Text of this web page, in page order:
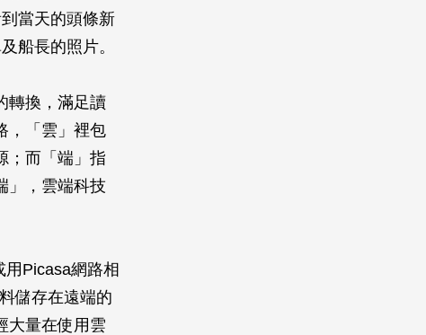
當天的頭條新
船長的照片。
轉換，滿足讀
，「雲」裡包
；而「端」指
」，雲端科技
Picasa網路相
儲存在遠端的
大量在使用雲